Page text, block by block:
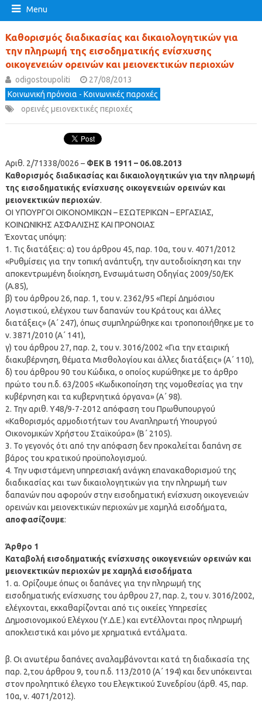
Menu
Καθορισμός διαδικασίας και δικαιολογητικών για
την πληρωμή της εισοδηματικής ενίσχυσης
οικογενειών ορεινών και μειονεκτικών περιοχών
odigostoupoliti
27/08/2013
Κοινωνική πρόνοια - Κοινωνικές παροχές
ορεινές μειονεκτικές περιοχές
Αριθ. 2/71338/0026 – ΦΕΚ Β 1911 – 06.08.2013
Καθορισμός διαδικασίας και δικαιολογητικών για την πληρωμή
της εισοδηματικής ενίσχυσης οικογενειών ορεινών και
μειονεκτικών περιοχών.
ΟΙ ΥΠΟΥΡΓΟΙ ΟΙΚΟΝΟΜΙΚΩΝ – ΕΣΩΤΕΡΙΚΩΝ – ΕΡΓΑΣΙΑΣ,
ΚΟΙΝΩΝΙΚΗΣ ΑΣΦΑΛΙΣΗΣ ΚΑΙ ΠΡΟΝΟΙΑΣ
Έχοντας υπόψη:
1. Τις διατάξεις: α) του άρθρου 45, παρ. 10α, του ν. 4071/2012
«Ρυθμίσεις για την τοπική ανάπτυξη, την αυτοδιοίκηση και την
αποκεντρωμένη διοίκηση, Ενσωμάτωση Οδηγίας 2009/50/ΕΚ
(Α.85),
β) του άρθρου 26, παρ. 1, του ν. 2362/95 «Περί Δημόσιου
Λογιστικού, ελέγχου των δαπανών του Κράτους και άλλες
διατάξεις» (Α΄ 247), όπως συμπληρώθηκε και τροποποιήθηκε με το
ν. 3871/2010 (Α΄ 141),
γ) του άρθρου 27, παρ. 2, του ν. 3016/2002 «Για την εταιρική
διακυβέρνηση, θέματα Μισθολογίου και άλλες διατάξεις» (Α΄ 110),
δ) του άρθρου 90 του Κώδικα, ο οποίος κυρώθηκε με το άρθρο
πρώτο του π.δ. 63/2005 «Κωδικοποίηση της νομοθεσίας για την
κυβέρνηση και τα κυβερνητικά όργανα» (Α΄ 98).
2. Την αριθ. Υ48/9-7-2012 απόφαση του Πρωθυπουργού
«Καθορισμός αρμοδιοτήτων του Αναπληρωτή Υπουργού
Οικονομικών Χρήστου Σταϊκούρα» (Β΄ 2105).
3. Το γεγονός ότι από την απόφαση δεν προκαλείται δαπάνη σε
βάρος του κρατικού προϋπολογισμού.
4. Την υφιστάμενη υπηρεσιακή ανάγκη επανακαθορισμού της
διαδικασίας και των δικαιολογητικών για την πληρωμή των
δαπανών που αφορούν στην εισοδηματική ενίσχυση οικογενειών
ορεινών και μειονεκτικών περιοχών με χαμηλά εισοδήματα,
αποφασίζουμε:
Άρθρο 1
Καταβολή εισοδηματικής ενίσχυσης οικογενειών ορεινών και
μειονεκτικών περιοχών με χαμηλά εισοδήματα
1. α. Ορίζουμε όπως οι δαπάνες για την πληρωμή της
εισοδηματικής ενίσχυσης του άρθρου 27, παρ. 2, του ν. 3016/2002,
ελέγχονται, εκκαθαρίζονται από τις οικείες Υπηρεσίες
Δημοσιονομικού Ελέγχου (Υ.Δ.Ε.) και εντέλλονται προς πληρωμή
αποκλειστικά και μόνο με χρηματικά εντάλματα.
β. Οι ανωτέρω δαπάνες αναλαμβάνονται κατά τη διαδικασία της
παρ. 2,του άρθρου 9, του π.δ. 113/2010 (Α΄ 194) και δεν υπόκεινται
στον προληπτικό έλεγχο του Ελεγκτικού Συνεδρίου (άρθ. 45, παρ.
10α, ν. 4071/2012).